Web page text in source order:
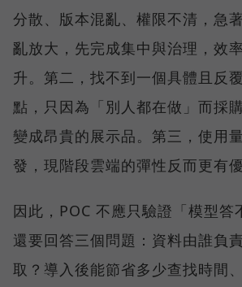
分散、版本混亂、權限不清，急
亂放大，先完成集中與治理，效
升。第二，找不到一個具體且反
點，只因為「別人都在做」而採
變成昂貴的展示品。第三，使用
發，現階段雲端的彈性反而更有優
因此，POC 不應只驗證「模型答
還要回答三個問題：資料由誰負
取？導入後能節省多少查找時間